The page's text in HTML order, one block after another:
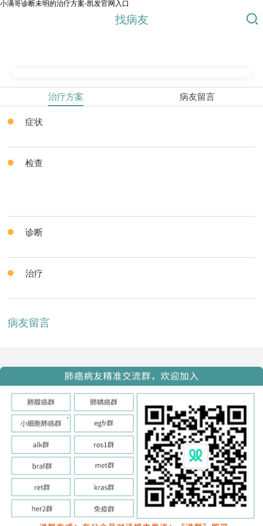
小满哥诊断未明的治疗方案-凯发官网入口
找病友
治疗方案 病友留言
症状
检查
诊断
治疗
病友留言